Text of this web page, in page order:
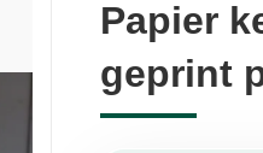
Papier
geprint
Papier
geprint